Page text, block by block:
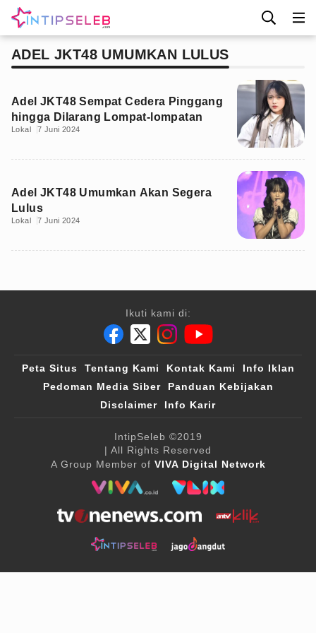
ADEL JKT48 UMUMKAN LULUS
Adel JKT48 Sempat Cedera Pinggang
hingga Dilarang Lompat-lompatan
Lokal 7 Juni 2024
Adel JKT48 Umumkan Akan Segera
Lulus
Lokal 7 Juni 2024
Ikuti kami di:
Peta Situs Tentang Kami Kontak Kami
Info Iklan
Pedoman Media Siber
Panduan Kebijakan
Disclaimer
Info Karir
IntipSeleb ©2019
| All Rights Reserved
A Group Member of VIVA Digital Network